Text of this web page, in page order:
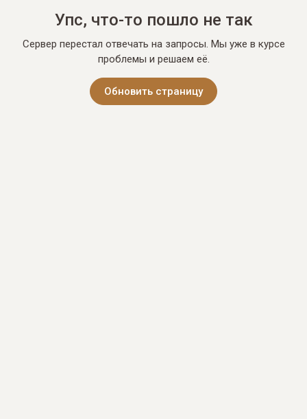
Упс, что-то пошло не так
Сервер перестал отвечать на запросы. Мы уже в курсе
проблемы и решаем её.
Обновить страницу